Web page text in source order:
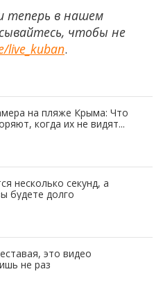
теперь в нашем
чтобы не
live_kuban.
на пляже Крыма: Что
когда их не видят...
несколько секунд, а
будете долго
это видео
не раз